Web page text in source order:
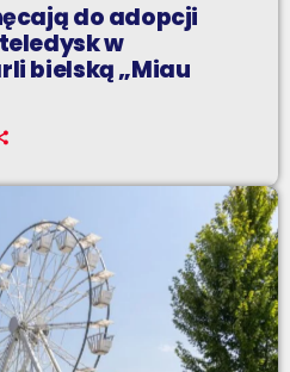
do adopcji
w
bielską „Miau